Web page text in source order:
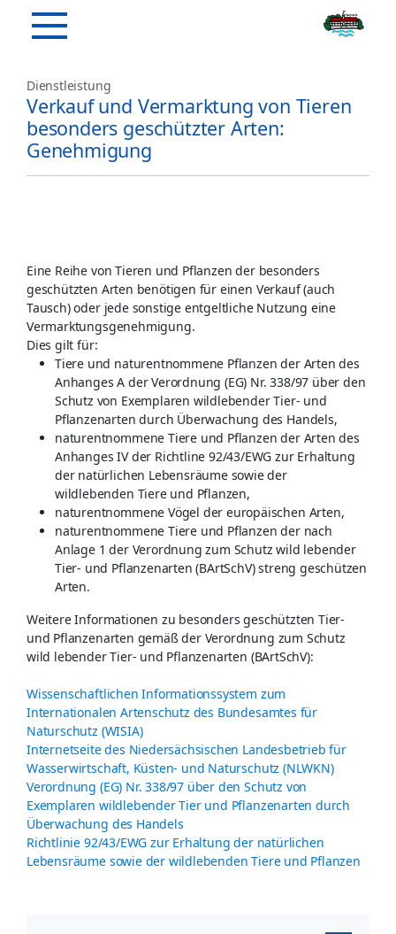
Dienstleistung
Verkauf und Vermarktung von Tieren
besonders geschützter Arten:
Genehmigung
Eine Reihe von Tieren und Pflanzen der besonders
geschützten Arten benötigen für einen Verkauf (auch
Tausch) oder jede sonstige entgeltliche Nutzung eine
Vermarktungsgenehmigung.
Dies gilt für:
Tiere und naturentnommene Pflanzen der Arten des
Anhanges A der Verordnung (EG) Nr. 338/97 über den
Schutz von Exemplaren wildlebender Tier- und
Pflanzenarten durch Überwachung des Handels,
naturentnommene Tiere und Pflanzen der Arten des
Anhanges IV der Richtline 92/43/EWG zur Erhaltung
der natürlichen Lebensräume sowie der
wildlebenden Tiere und Pflanzen,
naturentnommene Vögel der europäischen Arten,
naturentnommene Tiere und Pflanzen der nach
Anlage 1 der Verordnung zum Schutz wild lebender
Tier- und Pflanzenarten (BArtSchV) streng geschützen
Arten.
Weitere Informationen zu besonders geschützten Tier-
und Pflanzenarten gemäß der Verordnung zum Schutz
wild lebender Tier- und Pflanzenarten (BArtSchV):
Wissenschaftlichen Informationssystem zum
Internationalen Artenschutz des Bundesamtes für
Naturschutz (WISIA)
Internetseite des Niedersächsischen Landesbetrieb für
Wasserwirtschaft, Küsten- und Naturschutz (NLWKN)
Verordnung (EG) Nr. 338/97 über den Schutz von
Exemplaren wildlebender Tier und Pflanzenarten durch
Überwachung des Handels
Richtlinie 92/43/EWG zur Erhaltung der natürlichen
Lebensräume sowie der wildlebenden Tiere und Pflanzen